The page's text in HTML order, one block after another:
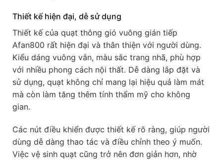
Thiết kế hiện đại, dễ sử dụng
Thiết kế của quạt thông gió vuông gián tiếp
Afan800 rất hiện đại và thân thiện với người dùng.
Kiểu dáng vuông vắn, màu sắc trang nhã, phù hợp
với nhiều phong cách nội thất. Dễ dàng lắp đặt và
sử dụng, quạt không chỉ mang lại hiệu quả làm mát
mà còn làm tăng thêm tính thẩm mỹ cho không
gian.
Các nút điều khiển được thiết kế rõ ràng, giúp người
dùng dễ dàng thao tác và điều chỉnh theo ý muốn.
Việc vệ sinh quạt cũng trở nên đơn giản hơn, nhờ